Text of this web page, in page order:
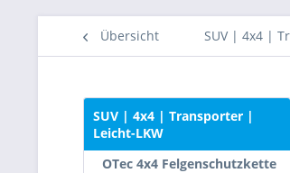
Übersicht SUV | 4x4 |
SUV | 4x4 | Transporter |
Leicht-LKW
OTec 4x4 Felgenschutzkette